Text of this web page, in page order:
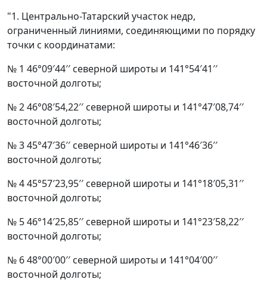
"1. Центрально-Татарский участок недр,
ограниченный линиями, соединяющими по порядку
точки с координатами:
№ 1 46°09′44′′ северной широты и 141°54′41′′
восточной долготы;
№ 2 46°08′54,22′′ северной широты и 141°47′08,74′′
восточной долготы;
№ 3 45°47′36′′ северной широты и 141°46′36′′
восточной долготы;
№ 4 45°57′23,95′′ северной широты и 141°18′05,31′′
восточной долготы;
№ 5 46°14′25,85′′ северной широты и 141°23′58,22′′
восточной долготы;
№ 6 48°00′00′′ северной широты и 141°04′00′′
восточной долготы;